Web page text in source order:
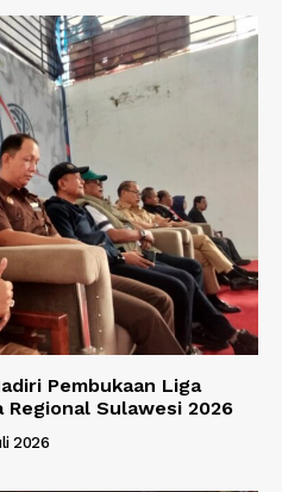
Pembukaan Liga
Sulawesi 2026
2026